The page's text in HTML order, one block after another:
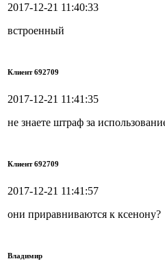
2017-12-21 11:40:33
встроенный
Клиент 692709
2017-12-21 11:41:35
не знаете штраф за
Клиент 692709
2017-12-21 11:41:57
они приравниваются к ксенону?
Владимир